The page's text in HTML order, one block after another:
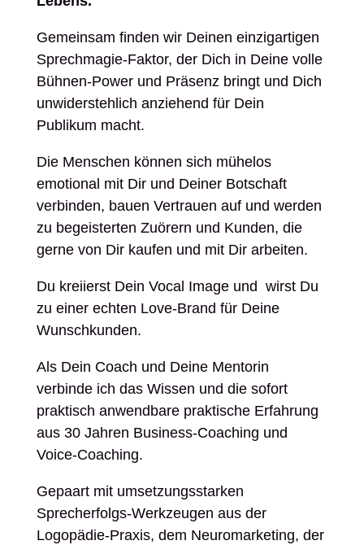
Gemeinsam finden wir Deinen einzigartigen
Sprechmagie-Faktor, der Dich in Deine volle
Bühnen-Power und Präsenz bringt und Dich
unwiderstehlich anziehend für Dein
Publikum macht.
Die Menschen können sich mühelos
emotional mit Dir und Deiner Botschaft
verbinden, bauen Vertrauen auf und werden
zu begeisterten Zuörern und Kunden, die
gerne von Dir kaufen und mit Dir arbeiten.
Du kreiierst Dein Vocal Image und wirst Du
zu einer echten Love-Brand für Deine
Wunschkunden.
Als Dein Coach und Deine Mentorin
verbinde ich das Wissen und die sofort
praktisch anwendbare praktische Erfahrung
aus 30 Jahren Business-Coaching und
Voice-Coaching.
Gepaart mit umsetzungsstarken
Sprecherfolgs-Werkzeugen aus der
Logopädie-Praxis, dem Neuromarketing, der